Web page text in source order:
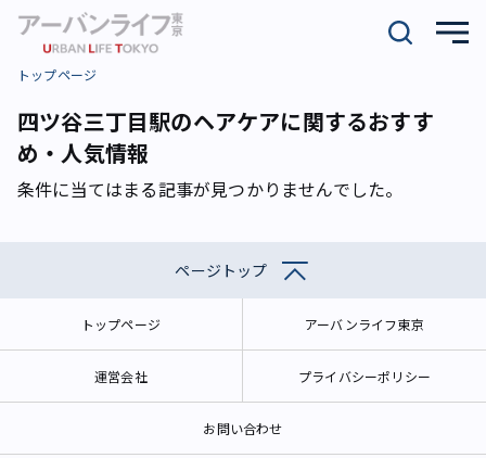
トップページ
四ツ谷三丁目駅のヘアケアに関するおすす
め・人気情報
条件に当てはまる記事が見つかりませんでした。
ページトップ
トップページ アーバンライフ東京
運営会社 プライバシーポリシー
お問い合わせ